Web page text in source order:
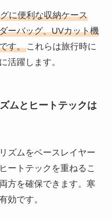
に便利な収納ケース
ーバッグ、UVカット機
す。これらは旅行時に
活躍します。
ムとヒートテックは
ズムをベースレイヤー
ートテックを重ねるこ
方を確保できます。寒
効です。